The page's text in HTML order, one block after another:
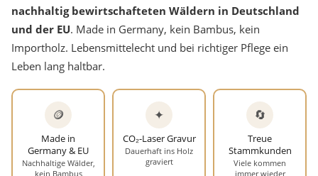
nachhaltig bewirtschafteten Wäldern in Deutschland
und der EU. Made in Germany, kein Bambus, kein
Importholz. Lebensmittelecht und bei richtiger Pflege ein
Leben lang haltbar.
🪙
Made in
Germany & EU
Nachhaltige Wälder,
kein Bambus
✦
CO₂-Laser Gravur
Dauerhaft ins Holz
graviert
🔄
Treue
Stammkunden
Viele kommen
immer wieder